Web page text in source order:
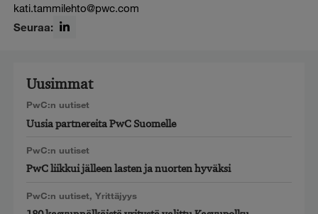
kati.tammilehto@pwc.com
Seuraa:
Uusimmat
PwC:n uutiset
Uusia partnereita PwC Suomelle
PwC:n uutiset
PwC liikkui jälleen lasten ja nuorten hyväksi
PwC:n uutiset, Yrittäjyys